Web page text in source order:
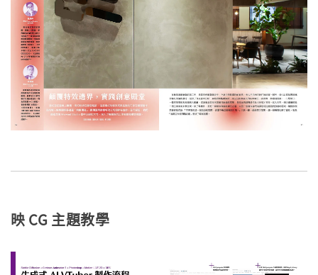
映 CG 主題教學